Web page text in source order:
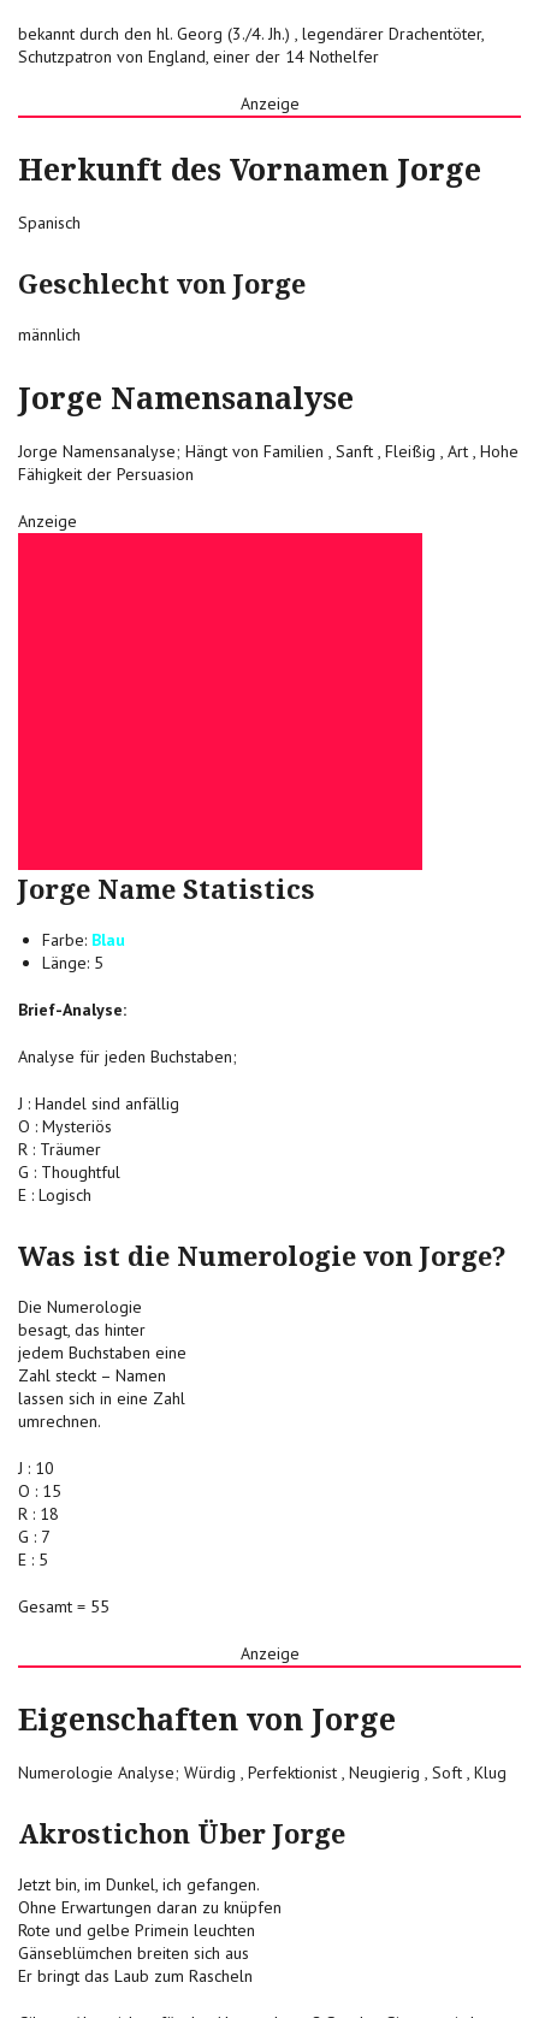
bekannt durch den hl. Georg (3./4. Jh.) , legendärer Drachentöter,
Schutzpatron von England, einer der 14 Nothelfer
Anzeige
Herkunft des Vornamen Jorge
Spanisch
Geschlecht von Jorge
männlich
Jorge Namensanalyse
Jorge Namensanalyse; Hängt von Familien , Sanft , Fleißig , Art , Hohe
Fähigkeit der Persuasion
Anzeige
Jorge Name Statistics
Farbe: Blau
Länge: 5
Brief-Analyse:
Analyse für jeden Buchstaben;
J : Handel sind anfällig
O : Mysteriös
R : Träumer
G : Thoughtful
E : Logisch
Was ist die Numerologie von Jorge?
Die Numerologie
besagt, das hinter
jedem Buchstaben eine
Zahl steckt – Namen
lassen sich in eine Zahl
umrechnen.
J : 10
O : 15
R : 18
G : 7
E : 5
Gesamt = 55
Anzeige
Eigenschaften von Jorge
Numerologie Analyse; Würdig , Perfektionist , Neugierig , Soft , Klug
Akrostichon Über Jorge
Jetzt bin, im Dunkel, ich gefangen.
Ohne Erwartungen daran zu knüpfen
Rote und gelbe Primein leuchten
Gänseblümchen breiten sich aus
Er bringt das Laub zum Rascheln